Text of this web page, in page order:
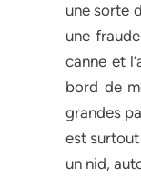
une sorte
une
canne et
bord de
grandes
est
un nid,